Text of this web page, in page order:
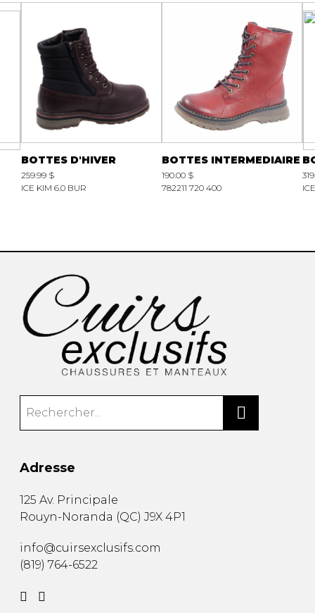
BOTTES D'HIVER
259.99 $
ICE KIM 6.0 BUR
BOTTES INTERMEDIAIRE
190.00 $
782211 720 400
Adresse
125 Av. Principale
Rouyn-Noranda (QC) J9X 4P1
info@cuirsexclusifs.com
(819) 764-6522